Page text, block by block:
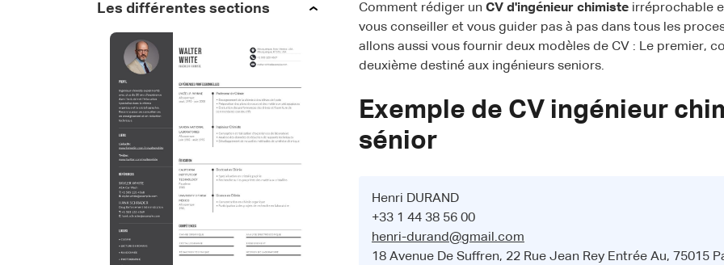
Les différentes sections Comment rédiger un CV d'ingénieur chimiste irréprochable
vous conseiller et vous guider pas à pas dans tous les
allons aussi vous fournir deux modèles de CV : Le premier,
deuxième destiné aux ingénieurs seniors.
Exemple de CV ingénieur
sénior
Henri DURAND
+33 1 44 38 56 00
henri-durand@gmail.com
18 Avenue De Suffren, 22 Rue Jean Rey Entrée Au, 75015